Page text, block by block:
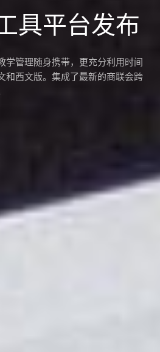
具平台发布
学管理随身携带，更充分利用时间
和西文版。集成了最新的商联会跨